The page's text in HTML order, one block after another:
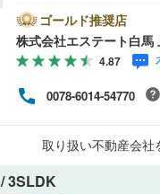
につき、採光と
やすい間取り設
タ付インターホ
適です。・幸手
内容（2026年1
替、フローリン
ービスを無料
ションで水回り
ゴールド推奨店
株式会社エステート白馬
4.87
0078-6014-54770
取り扱い不動産会社
/ 3SLDK
比企郡鳩山町(
秩父郡皆野町(0)
北葛飾郡杉戸町(4)
コンシェルジュサ
設備
床暖房（ 0）
間取り、居室全体